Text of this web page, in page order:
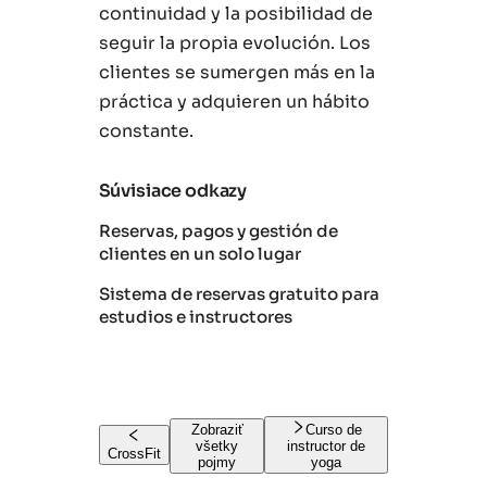
continuidad y la posibilidad de
seguir la propia evolución. Los
clientes se sumergen más en la
práctica y adquieren un hábito
constante.
Súvisiace odkazy
Reservas, pagos y gestión de
clientes en un solo lugar
Sistema de reservas gratuito para
estudios e instructores
CrossFit
Zobraziť
všetky
pojmy
Curso de
instructor de
yoga